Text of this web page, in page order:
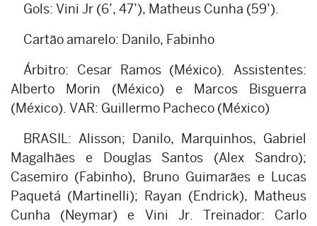
Gols: Vini Jr (6’, 47’), Matheus Cunha (59’).
Cartão amarelo: Danilo, Fabinho
Árbitro: Cesar Ramos (México). Assistentes:
Alberto Morin (México) e Marcos Bisguerra
(México). VAR: Guillermo Pacheco (México)
BRASIL: Alisson; Danilo, Marquinhos, Gabriel
Magalhães e Douglas Santos (Alex Sandro);
Casemiro (Fabinho), Bruno Guimarães e Lucas
Paquetá (Martinelli); Rayan (Endrick), Matheus
Cunha (Neymar) e Vini Jr. Treinador: Carlo